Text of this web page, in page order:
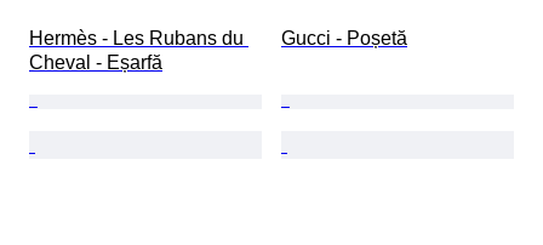
Hermès - Les Rubans du
Cheval - Eșarfă
Gucci - Poșetă